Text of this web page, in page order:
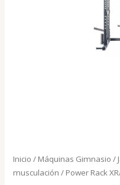
Inicio / Máquinas Gimnasio /
musculación / Power Rack